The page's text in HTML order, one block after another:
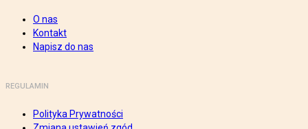
O nas
Kontakt
Napisz do nas
REGULAMIN
Polityka Prywatności